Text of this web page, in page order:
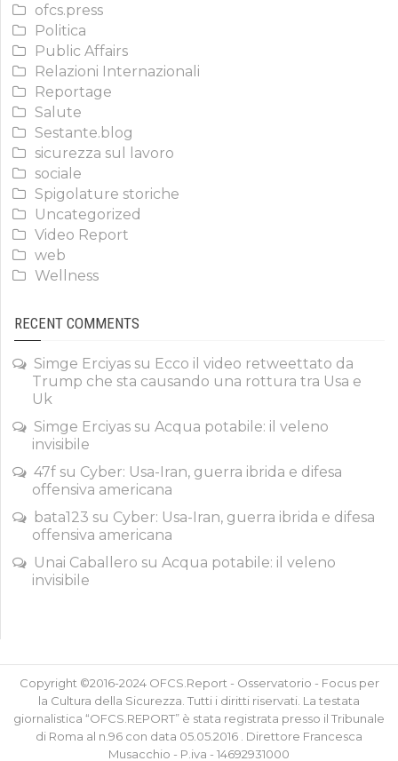
ofcs.press
Politica
Public Affairs
Relazioni Internazionali
Reportage
Salute
Sestante.blog
sicurezza sul lavoro
sociale
Spigolature storiche
Uncategorized
Video Report
web
Wellness
RECENT COMMENTS
Simge Erciyas su Ecco il video retweettato da
Trump che sta causando una rottura tra Usa e
Uk
Simge Erciyas su Acqua potabile: il veleno
invisibile
47f su Cyber: Usa-Iran, guerra ibrida e difesa
offensiva americana
bata123 su Cyber: Usa-Iran, guerra ibrida e difesa
offensiva americana
Unai Caballero su Acqua potabile: il veleno
invisibile
Copyright ©2016-2024 OFCS.Report - Osservatorio - Focus per
la Cultura della Sicurezza. Tutti i diritti riservati. La testata
giornalistica “OFCS.REPORT” è stata registrata presso il Tribunale
di Roma al n.96 con data 05.05.2016 . Direttore Francesca
Musacchio - P.iva - 14692931000